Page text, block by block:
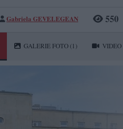
Gabriela GEVELEGEAN 550
GALERIE FOTO (1) VIDEO